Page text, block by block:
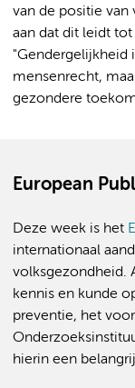
van de positie van
aan dat dit leidt
"Gendergelijkheid
mensenrecht,
gezondere
European
Deze week is het
internationaal
volksgezondheid.
kennis en kunde
preventie, het
hierin een